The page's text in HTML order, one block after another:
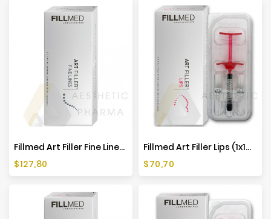
Fillmed Art Filler Fine Lines (2x1ml)
Cena
$127,80
Fillmed Art Filler Lips (1x1ml)
Cena
$70,70